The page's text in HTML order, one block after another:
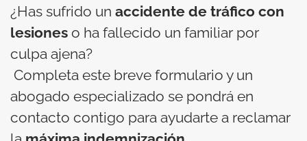
¿Has sufrido un accidente de tráfico con
lesiones o ha fallecido un familiar por
culpa ajena?
Completa este breve formulario y un
abogado especializado se pondrá en
contacto contigo para ayudarte a reclamar